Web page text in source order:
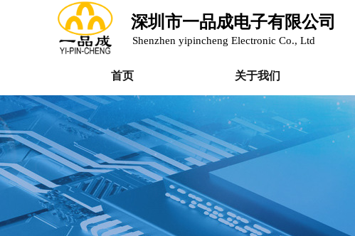
首页 关于我们
深圳市一品成电子有限公司
Shenzhen yipincheng Electronic Co., Ltd